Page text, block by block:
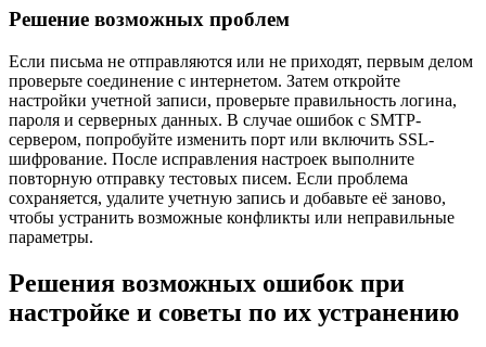
Решение возможных проблем
Если письма не отправляются или не приходят, первым делом
проверьте соединение с интернетом. Затем откройте
настройки учетной записи, проверьте правильность логина,
пароля и серверных данных. В случае ошибок с SMTP-
сервером, попробуйте изменить порт или включить SSL-
шифрование. После исправления настроек выполните
повторную отправку тестовых писем. Если проблема
сохраняется, удалите учетную запись и добавьте её заново,
чтобы устранить возможные конфликты или неправильные
параметры.
Решения возможных ошибок при
настройке и советы по их устранению